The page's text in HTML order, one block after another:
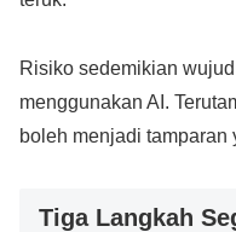
Risiko sedemikian
menggunakan AI.
boleh menjadi tamparan
Tiga Langkah